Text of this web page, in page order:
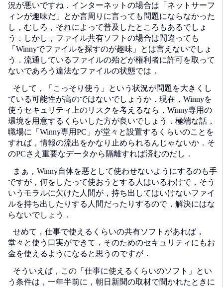
況が悪いですね．インターネットの場合は「ネットサーフ
ィンが趣味だ」とか言周りに言っても問題にならなかった
し，むしろ，それによって普及したところもあるでしょ
う．しかし，ファイル共有ソフトの場合は間違っても
「Winnyでファイルを探すのが趣味」とは言えないでしょ
う．流通しているファイルの殆どが権利者に許可を取って
ないであろう違法なファイルの状態では．
そして，「こっそり使う」という状況が問題を大きくし
ている可能性が高のではないでしょうか．現在，Winnyを
使うセキュリティ上のリスクを考えるなら，Winny専用の
環境を用意するくらいした方が良いでしょう．極端な話，
職場に「Winny専用PC」が堂々と設置するくらいのことを
すれば，情報の流出をかなり止められるんじゃないか．そ
のPCさえ重要なデータから隔離すれば済むのだし．
まぁ，Winny自体を悪として使わせないようにするのも手
ですが，何をしたって使おうとする人はいるわけで．そう
いうモラルに欠けた人間が，持ち出してはいけないファイ
ルを持ち出したりする人間だったりするので，解決にはな
らないでしょう．
せめて，仕事で使えるくらいの共有ソフトがあれば，
堂々と使う口実ができて，そのためのセキュリティにもお
金を使えるようになると思うのですが．
そういえば，この「仕事に使えるくらいのソフト」とい
う条件は，一年半前に，朝日新聞の取材で聞かれたときに